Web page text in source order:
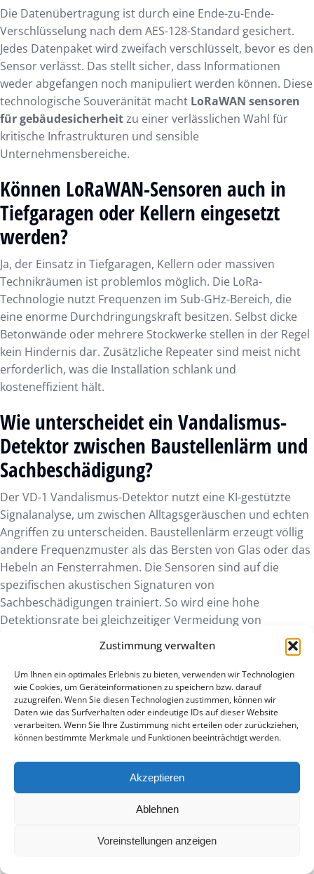
Zustimmung verwalten
Um Ihnen ein optimales Erlebnis zu bieten, verwenden wir Technologien
wie Cookies, um Geräteinformationen zu speichern bzw. darauf
zuzugreifen. Wenn Sie diesen Technologien zustimmen, können wir
Daten wie das Surfverhalten oder eindeutige IDs auf dieser Website
verarbeiten. Wenn Sie Ihre Zustimmung nicht erteilen oder zurückziehen,
können bestimmte Merkmale und Funktionen beeinträchtigt werden.
Akzeptieren
Ablehnen
Voreinstellungen anzeigen
Die Datenübertragung ist durch eine Ende-zu-Ende-
Verschlüsselung nach dem AES-128-Standard gesichert.
Jedes Datenpaket wird zweifach verschlüsselt, bevor es den
Sensor verlässt. Das stellt sicher, dass Informationen
weder abgefangen noch manipuliert werden können. Diese
technologische Souveränität macht LoRaWAN sensoren
für gebäudesicherheitzu einer verlässlichen Wahl für
kritische Infrastrukturen und sensible
Unternehmensbereiche.
Können LoRaWAN-Sensoren auch in
Tiefgaragen oder Kellern eingesetzt
werden?
Ja, der Einsatz in Tiefgaragen, Kellern oder massiven
Technikräumen ist problemlos möglich. Die LoRa-
Technologie nutzt Frequenzen im Sub-GHz-Bereich, die
eine enorme Durchdringungskraft besitzen. Selbst dicke
Betonwände oder mehrere Stockwerke stellen in der Regel
kein Hindernis dar. Zusätzliche Repeater sind meist nicht
erforderlich, was die Installation schlank und
kosteneffizient hält.
Wie unterscheidet ein Vandalismus-
Detektor zwischen Baustellenlärm und
Sachbeschädigung?
Der VD-1 Vandalismus-Detektor nutzt eine KI-gestützte
Signalanalyse, um zwischen Alltagsgeräuschen und echten
Angriffen zu unterscheiden. Baustellenlärm erzeugt völlig
andere Frequenzmuster als das Bersten von Glas oder das
Hebeln an Fensterrahmen. Die Sensoren sind auf die
spezifischen akustischen Signaturen von
Sachbeschädigungen trainiert. So wird eine hohe
Detektionsrate bei gleichzeitiger Vermeidung von
Ist für den Betrieb der Sensoren ein
eigenes WLAN-Netzwerk erforderlich?
Nein, ein bestehendes WLAN-Netzwerk ist für den Betrieb
nicht erforderlich. LoRaWAN ist ein eigenständiger
Funkstandard, der völlig unabhängig von Ihrer lokalen IT-
Infrastruktur funktioniert. Die Sensoren kommunizieren
direkt mit einem Gateway, das die Daten verschlüsselt
weiterleitet. Das schont Ihre WLAN-Bandbreite und erhöht